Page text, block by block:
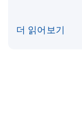
더 읽어보기